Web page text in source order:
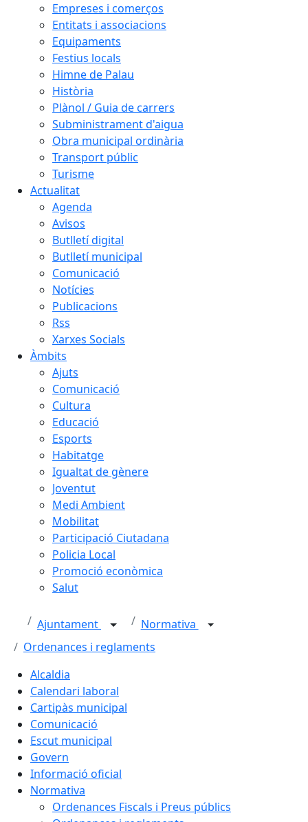
Empreses i comerços
Entitats i associacions
Equipaments
Festius locals
Himne de Palau
Història
Plànol / Guia de carrers
Subministrament d'aigua
Obra municipal ordinària
Transport públic
Turisme
Actualitat
Agenda
Avisos
Butlletí digital
Butlletí municipal
Comunicació
Notícies
Publicacions
Rss
Xarxes Socials
Àmbits
Ajuts
Comunicació
Cultura
Educació
Esports
Habitatge
Igualtat de gènere
Joventut
Medi Ambient
Mobilitat
Participació Ciutadana
Policia Local
Promoció econòmica
Salut
Ajuntament
Normativa
Ordenances i reglaments
Alcaldia
Calendari laboral
Cartipàs municipal
Comunicació
Escut municipal
Govern
Informació oficial
Normativa
Ordenances Fiscals i Preus públics